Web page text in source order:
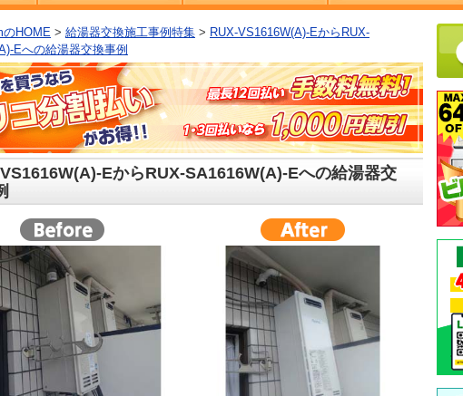
のHOME > 給湯器交換施工事例特集 > RUX-VS1616W(A)-EからRUX-
Eへの給湯器交換事例
EからRUX-SA1616W(A)-Eへの給湯器交